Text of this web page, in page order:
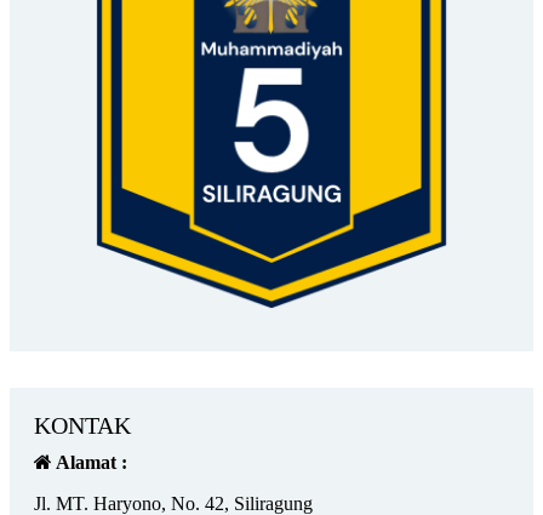
KONTAK
Alamat :
Jl. MT. Haryono, No. 42, Siliragung